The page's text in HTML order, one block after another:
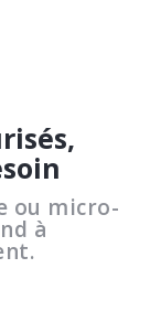
ou micro-
à